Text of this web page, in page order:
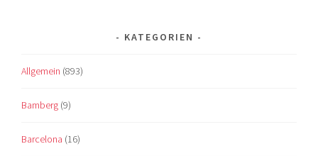
KATEGORIEN
Allgemein (893)
Bamberg (9)
Barcelona (16)